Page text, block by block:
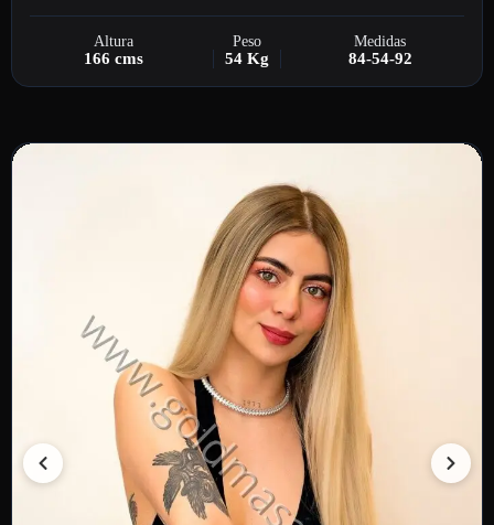
Altura Peso Medidas
166 cms 54 Kg 84-54-92